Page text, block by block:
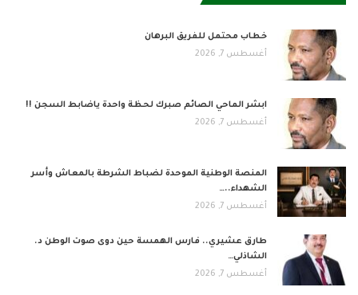
خطاب محتمل للفريق البرهان
أغسطس 7, 2026
ابشر الماحي الصائم صبرك لحظة واحدة ياضابط السجن !!
أغسطس 7, 2026
المنصة الوطنية الموحدة لضباط الشرطة بالمعاش وأسر
الشهداء..…
أغسطس 7, 2026
طارق عشيري.. فارس الهمسة حين دوى صوت الوطن د.
الشاذلي…
أغسطس 7, 2026